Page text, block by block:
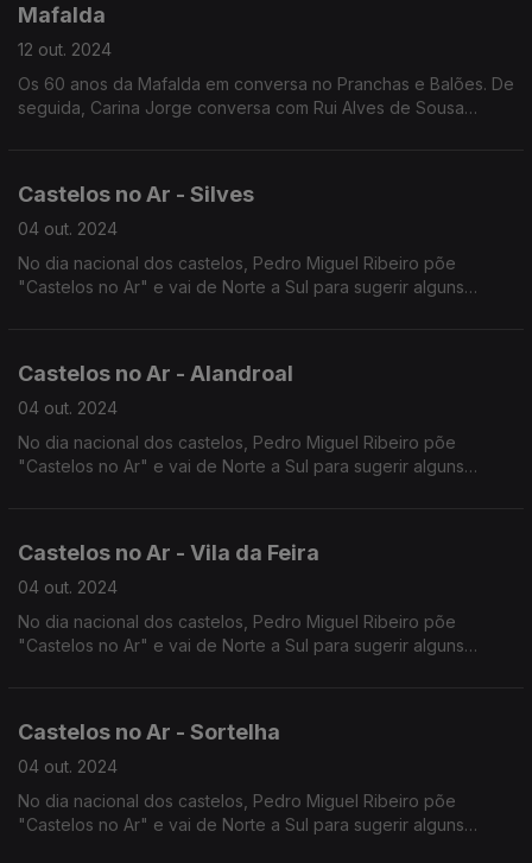
Mafalda
12 out. 2024
Os 60 anos da Mafalda em conversa no Pranchas e Balões. De
seguida, Carina Jorge conversa com Rui Alves de Sousa
Castelos no Ar - Silves
04 out. 2024
No dia nacional dos castelos, Pedro Miguel Ribeiro põe
"Castelos no Ar" e vai de Norte a Sul para sugerir alguns
Castelos no Ar - Alandroal
04 out. 2024
No dia nacional dos castelos, Pedro Miguel Ribeiro põe
"Castelos no Ar" e vai de Norte a Sul para sugerir alguns
Castelos no Ar - Vila da Feira
04 out. 2024
No dia nacional dos castelos, Pedro Miguel Ribeiro põe
"Castelos no Ar" e vai de Norte a Sul para sugerir alguns
Castelos no Ar - Sortelha
04 out. 2024
No dia nacional dos castelos, Pedro Miguel Ribeiro põe
"Castelos no Ar" e vai de Norte a Sul para sugerir alguns